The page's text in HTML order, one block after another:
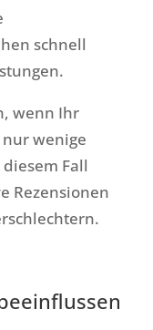
schnell
wenn Ihr
wenige
Fall
Rezensionen